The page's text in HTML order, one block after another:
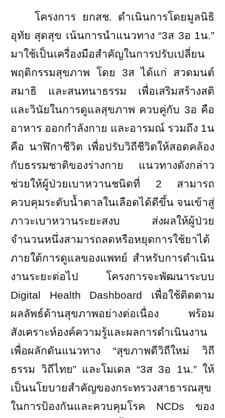
โครงการ ยกสช. ดำเนินการโดยมูลนิธิ
อุทัย สุดสุข เน้นการนำแนวทาง “3ส 3อ 1น.”
มาใช้เป็นเครื่องมือสำคัญในการปรับเปลี่ยน
พฤติกรรมสุขภาพ โดย 3ส ได้แก่ สวดมนต์
สมาธิ และสนทนาธรรม เพื่อเสริมสร้างสติ
และวินัยในการดูแลสุขภาพ ควบคู่กับ 3อ คือ
อาหาร ออกกำลังกาย และอารมณ์ รวมถึง 1น
คือ นาฬิกาชีวิต เพื่อปรับวิถีชีวิตให้สอดคล้อง
กับธรรมชาติของร่างกาย แนวทางดังกล่าว
ช่วยให้ผู้ป่วยเบาหวานชนิดที่ 2 สามารถ
ควบคุมระดับน้ำตาลในเลือดได้ดีขึ้น จนเข้าสู่
ภาวะเบาหวานระยะสงบ ส่งผลให้ผู้ป่วย
จำนวนหนึ่งสามารถลดหรือหยุดการใช้ยาได้
ภายใต้การดูแลของแพทย์ สำหรับการดำเนิน
งานระยะต่อไป โครงการจะพัฒนาระบบ
Digital Health Dashboard เพื่อใช้ติดตาม
ผลลัพธ์ด้านสุขภาพอย่างต่อเนื่อง พร้อม
สังเคราะห์องค์ความรู้และผลการดำเนินงาน
เพื่อผลักดันแนวทาง “สุขภาพดีวิถีใหม่ วิถี
ธรรม วิถีไทย” และโมเดล “3ส 3อ 1น.” ให้
เป็นนโยบายสำคัญของกระทรวงสาธารณสุข
ในการป้องกันและควบคุมโรค NCDs ของ